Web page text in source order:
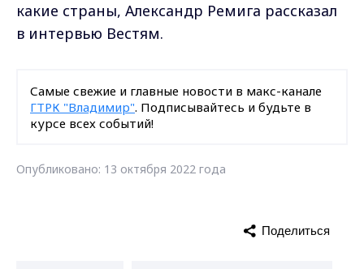
какие страны, Александр Ремига рассказал
в интервью Вестям.
Самые свежие и главные новости в макс-канале
ГТРК "Владимир". Подписывайтесь и будьте в
курсе всех событий!
Опубликовано: 13 октября 2022 года
Поделиться